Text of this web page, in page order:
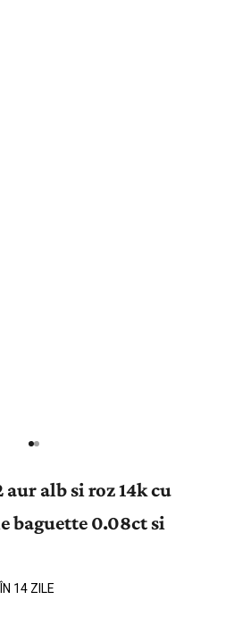
alb si roz 14k cu
baguette 0.08ct si
14 ZILE